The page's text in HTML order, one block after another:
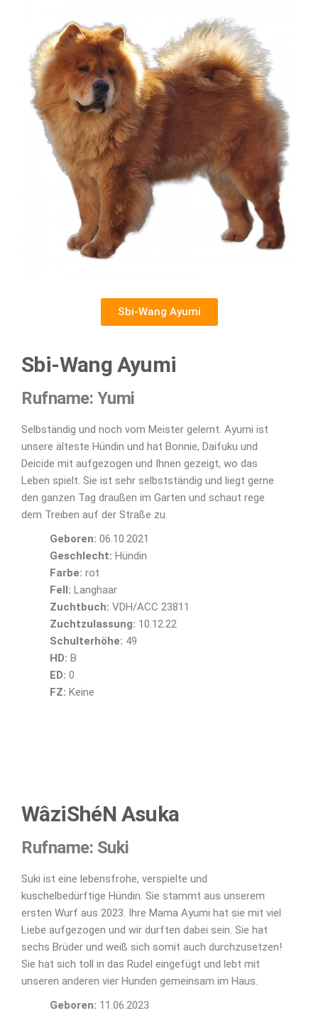
Sbi-Wang Ayumi
Sbi-Wang Ayumi
Rufname: Yumi
Selbständig und noch vom Meister gelernt. Ayumi ist
unsere älteste Hündin und hat Bonnie, Daifuku und
Deicide mit aufgezogen und Ihnen gezeigt, wo das
Leben spielt. Sie ist sehr selbstständig und liegt gerne
den ganzen Tag draußen im Garten und schaut rege
dem Treiben auf der Straße zu.
Geboren: 06.10.2021
Geschlecht: Hündin
Farbe: rot
Fell: Langhaar
Zuchtbuch: VDH/ACC 23811
Zuchtzulassung: 10.12.22
Schulterhöhe: 49
HD: B
ED: 0
FZ: Keine
WâziShéN Asuka
Rufname: Suki
Suki ist eine lebensfrohe, verspielte und
kuschelbedürftige Hündin. Sie stammt aus unserem
ersten Wurf aus 2023. Ihre Mama Ayumi hat sie mit viel
Liebe aufgezogen und wir durften dabei sein. Sie hat
sechs Brüder und weiß sich somit auch durchzusetzen!
Sie hat sich toll in das Rudel eingefügt und lebt mit
unseren anderen vier Hunden gemeinsam im Haus.
Geboren: 11.06.2023